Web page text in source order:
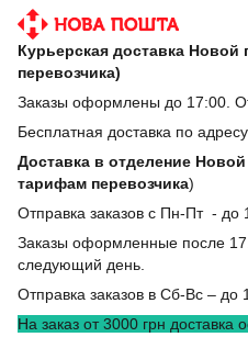
Курьерская доставка
перевозчика)
Заказы оформлены до 17:00.
Бесплатная доставка по
Доставка в отделение
тарифам перевозчика)
Отправка заказов с Пн-Пт - до
Заказы оформленные после
следующий день.
Отправка заказов в Сб-Вс – до
На заказ от 3000 грн доставка